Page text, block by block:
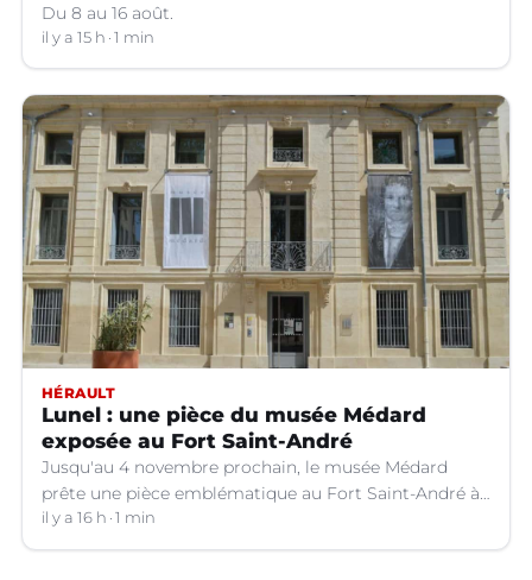
Du 8 au 16 août.
il y a 15 h 1 min
HÉRAULT
Lunel : une pièce du musée Médard
exposée au Fort Saint-André
Jusqu'au 4 novembre prochain, le musée Médard
prête une pièce emblématique au Fort Saint-André à
Villeneuve-lez-Avignon (Gard).
il y a 16 h 1 min